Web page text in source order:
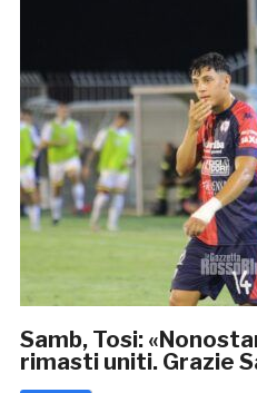
Samb, Tosi:
rimasti uniti. Grazie